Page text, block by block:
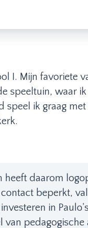
I. Mijn favoriete
speeltuin, waar
ik graag met
heeft daarom
beperkt,
in
pedagogische